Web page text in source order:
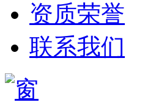
资质荣誉
联系我们